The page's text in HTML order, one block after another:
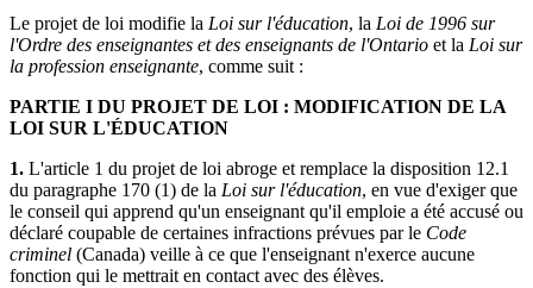
Le projet de loi modifie la Loi sur l'éducation, la Loi de 1996 sur
l'Ordre des enseignantes et des enseignants de l'Ontario et la Loi sur
la profession enseignante, comme suit :
PARTIE I DU PROJET DE LOI : MODIFICATION DE LA
LOI SUR L'ÉDUCATION
1. L'article 1 du projet de loi abroge et remplace la disposition 12.1
du paragraphe 170 (1) de la Loi sur l'éducation, en vue d'exiger que
le conseil qui apprend qu'un enseignant qu'il emploie a été accusé ou
déclaré coupable de certaines infractions prévues par le Code
criminel (Canada) veille à ce que l'enseignant n'exerce aucune
fonction qui le mettrait en contact avec des élèves.